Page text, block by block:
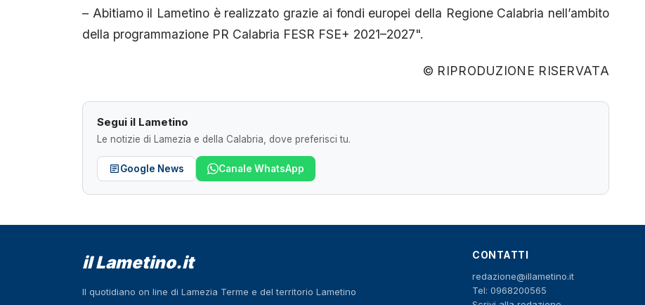
– Abitiamo il Lametino è realizzato grazie ai fondi europei della Regione Calabria nell’ambito
della programmazione PR Calabria FESR FSE+ 2021–2027".
© RIPRODUZIONE RISERVATA
Segui il Lametino
Le notizie di Lamezia e della Calabria, dove preferisci tu.
Google News Canale WhatsApp
il Lametino.it
Il quotidiano on line di Lamezia Terme e del territorio Lametino
CONTATTI
redazione@illametino.it
Tel: 0968200565